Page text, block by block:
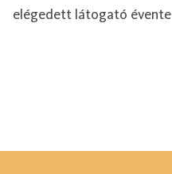
elégedett látogató évente